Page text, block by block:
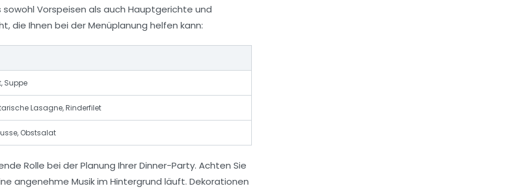
Vorspeisen als auch Hauptgerichte und
die Ihnen bei der Menüplanung helfen kann:
Suppe
Lasagne, Rinderfilet
Obstsalat
Rolle bei der Planung Ihrer Dinner-Party. Achten Sie
angenehme Musik im Hintergrund läuft. Dekorationen